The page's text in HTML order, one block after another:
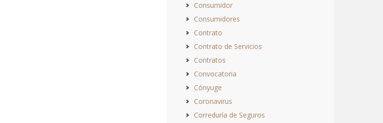
Consumidor
Consumidores
Contrato
Contrato de Servicios
Contratos
Convocatoria
Cónyuge
Coronavirus
Correduría de Seguros